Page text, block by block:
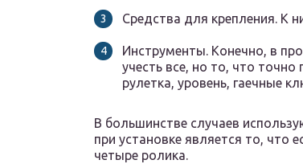
Средства для крепления. К
Инструменты. Конечно, в
учесть все, но то, что точно
рулетка, уровень, гаечные
В большинстве случаев
при установке является то, что
четыре ролика.